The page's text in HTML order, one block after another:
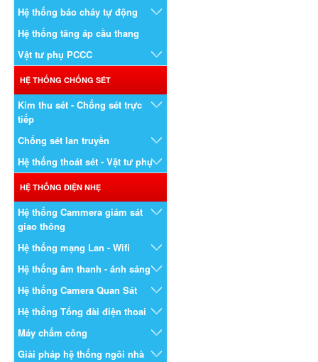
Hệ thống báo cháy tự động
Hệ thống tăng áp cầu thang
Vật tư phụ PCCC
HỆ THỐNG CHỐNG SÉT
Kim thu sét - Chống sét trực
tiếp
Chống sét lan truyền
Hệ thống thoát sét - Vật tư phụ
HỆ THỐNG ĐIỆN NHẸ
Hệ thống Cammera giám sát
giao thông
Hệ thống mạng Lan - Wifi
Hệ thống âm thanh - ánh sáng
Hệ thống Camera Quan Sát
Hệ thống Tổng đài điện thoai
Máy chấm công
Giải pháp hệ thống ngôi nhà